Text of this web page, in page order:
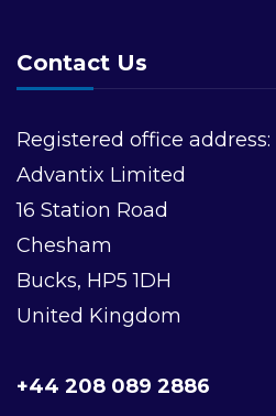
Contact Us
Registered office address:
Advantix Limited
16 Station Road
Chesham
Bucks, HP5 1DH
United Kingdom
+44 208 089 2886